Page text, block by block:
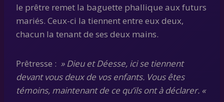
le prêtre remet la baguette phallique aux futurs
mariés. Ceux-ci la tiennent entre eux deux,
chacun la tenant de ses deux mains.
Prêtresse : » Dieu et Déesse, ici se tiennent
devant vous deux de vos enfants. Vous êtes
témoins, maintenant de ce qu’ils ont à déclarer. «